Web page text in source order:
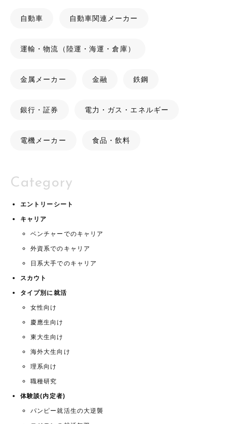
自動車 自動車関連メーカー
運輸・物流（陸運・海運・倉庫）
金属メーカー 金融 鉄鋼
銀行・証券 電力・ガス・エネルギー
電機メーカー 食品・飲料
Category
エントリーシート
キャリア
ベンチャーでのキャリア
外資系でのキャリア
日系大手でのキャリア
スカウト
タイプ別に就活
女性向け
慶應生向け
東大生向け
海外大生向け
理系向け
職種研究
体験談(内定者)
パンピー就活生の大逆襲